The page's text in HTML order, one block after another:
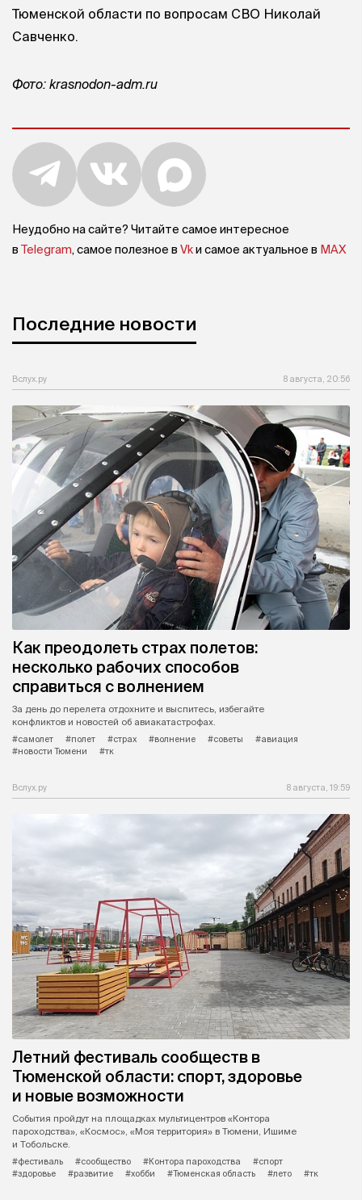
Тюменской области по вопросам СВО Николай
Савченко.
Фото: krasnodon-adm.ru
Неудобно на сайте? Читайте самое интересное
в Telegram, самое полезное в Vkи самое актуальное в MAX
Последние новости
Вслух.ру 8 августа, 20:56
Как преодолеть страх полетов:
несколько рабочих способов
справиться с волнением
За день до перелета отдохните и выспитесь, избегайте
конфликтов и новостей об авиакатастрофах.
#самолет
#полет #страх #волнение #советы
#авиация
#новости Тюмени
#тк
Вслух.ру 8 августа, 19:59
Летний фестиваль сообществ в
Тюменской области: спорт, здоровье
и новые возможности
События пройдут на площадках мультицентров «Контора
пароходства», «Космос», «Моя территория» в Тюмени, Ишиме
и Тобольске.
#фестиваль
#сообщество #Контора пароходства
#спорт
#здоровье
#развитие #хобби #Тюменская область #лето #тк